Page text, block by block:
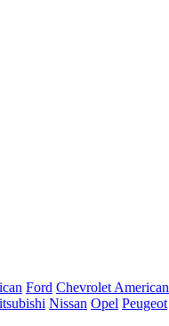
Ford Chevrolet American
Nissan Opel Peugeot